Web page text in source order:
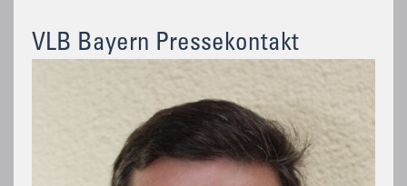
VLB Bayern Pressekontakt